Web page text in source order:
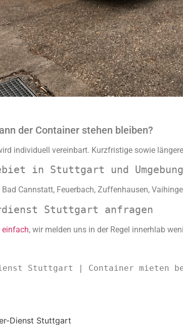
der Container stehen bleiben?
individuell vereinbart. Kurzfristige sowie
in Stuttgart und Umgebung
Cannstatt, Feuerbach, Zuffenhausen,
Stuttgart anfragen
einfach, wir melden uns in der Regel innerhlab
Stuttgart | Container mieten
Dienst Stuttgart